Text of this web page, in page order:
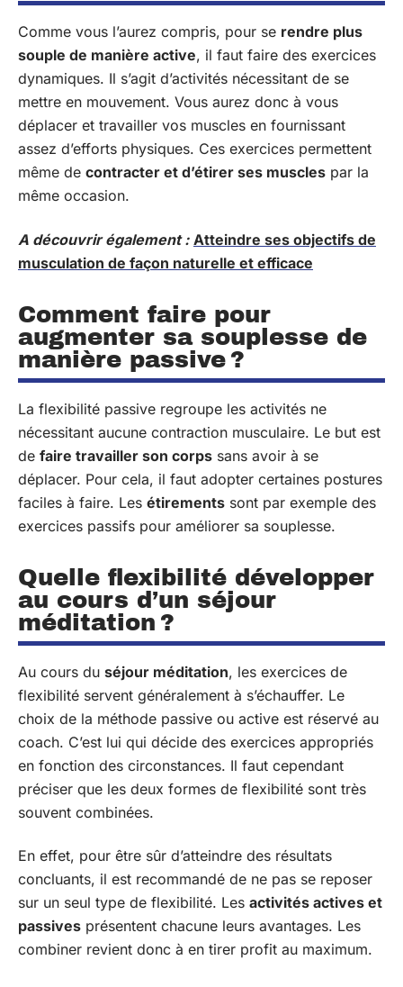
Comme vous l’aurez compris, pour se rendre plus
souple de manière active, il faut faire des exercices
dynamiques. Il s’agit d’activités nécessitant de se
mettre en mouvement. Vous aurez donc à vous
déplacer et travailler vos muscles en fournissant
assez d’efforts physiques. Ces exercices permettent
même de contracter et d’étirer ses muscles par la
même occasion.
A découvrir également : Atteindre ses objectifs de
musculation de façon naturelle et efficace
Comment faire pour
augmenter sa souplesse de
manière passive ?
La flexibilité passive regroupe les activités ne
nécessitant aucune contraction musculaire. Le but est
de faire travailler son corps sans avoir à se
déplacer. Pour cela, il faut adopter certaines postures
faciles à faire. Les étirements sont par exemple des
exercices passifs pour améliorer sa souplesse.
Quelle flexibilité développer
au cours d’un séjour
méditation ?
Au cours du séjour méditation, les exercices de
flexibilité servent généralement à s’échauffer. Le
choix de la méthode passive ou active est réservé au
coach. C’est lui qui décide des exercices appropriés
en fonction des circonstances. Il faut cependant
préciser que les deux formes de flexibilité sont très
souvent combinées.
En effet, pour être sûr d’atteindre des résultats
concluants, il est recommandé de ne pas se reposer
sur un seul type de flexibilité. Les activités actives et
passives présentent chacune leurs avantages. Les
combiner revient donc à en tirer profit au maximum.